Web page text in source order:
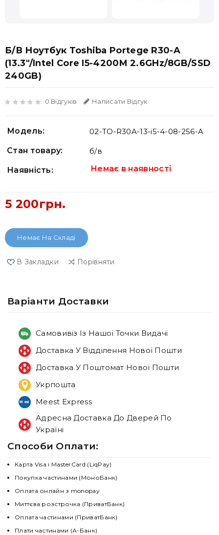
Б/В Ноутбук Toshiba Portege R30-A
(13.3"/Intel Core I5-4200M 2.6GHz/8GB/SSD
240GB)
0 Відгуків Написати Відгук
Модель: 02-TO-R30A-13-i5-4-08-256-A
Стан товару: б/в
Наявність: Немає в наявності
5 200грн.
Немає На Складі
В Закладки Порівняти
Варiанти Доставки
Самовивіз Із Нашої Точки Видачі
Доставка У Відділення Нової Пошти
Доставка У Поштомат Нової Пошти
Укрпошта
Meest Express
Адресна Доставка До Дверей По
Україні
Способи Оплати:
Карта Visa і MasterCard (LiqPay)
Покупка частинами (МоноБанк)
Оплата онлайн з monopay
Миттєва розстрочка (ПриватБанк)
Оплата частинами (ПриватБанк)
Плати частинами (А-Банк)